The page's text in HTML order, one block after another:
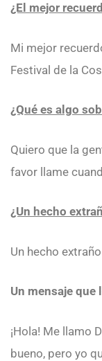
¿El mejor
Mi mejor
Festival de la
¿Qué es algo
Quiero que la
favor llame
¿Un hecho
Un hecho
Un mensaje
¡Hola! Me llamo
bueno, pero yo